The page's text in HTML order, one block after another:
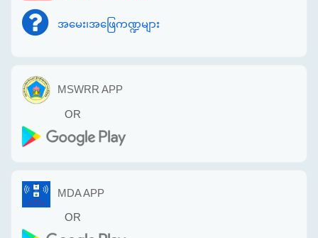
အမေး၊အဖြေကဏ္ဍများ
MSWRR APP
OR
MDA APP
OR